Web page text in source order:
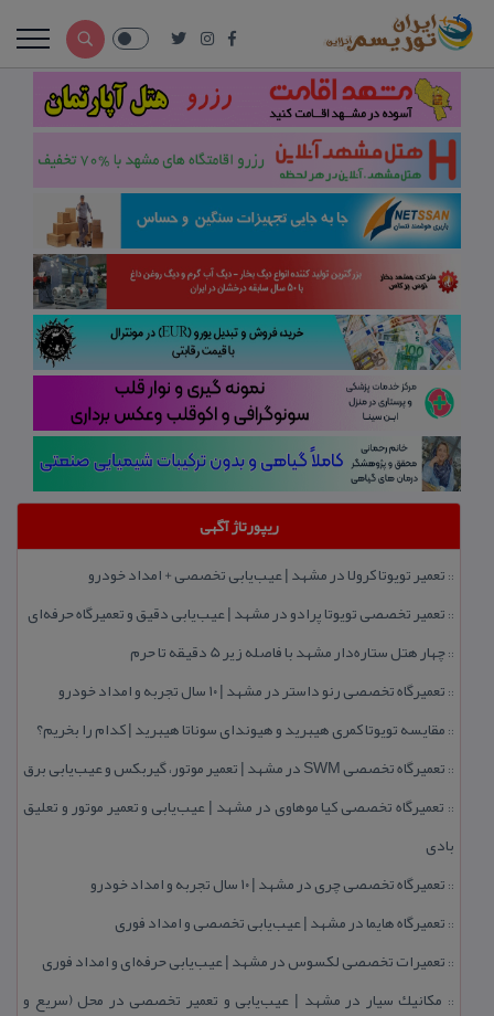
ریپورتاژ آگهی
:: تعمیر تویوتا كرولا در مشهد | عیب‌یابی تخصصی + امداد خودرو
:: تعمیر تخصصی تویوتا پرادو در مشهد | عیب‌یابی دقیق و تعمیرگاه حرفه‌ای
::چهار هتل‌ ستاره‌دار مشهد با فاصله زیر 5 دقیقه تا حرم
:: تعمیرگاه تخصصی رنو داستر در مشهد | ۱۰ سال تجربه و امداد خودرو
:: مقایسه تویوتا كمری هیبرید و هیوندای سوناتا هیبرید | كدام را بخریم؟
:: تعمیرگاه تخصصی SWM در مشهد | تعمیر موتور، گیربكس و عیب‌یابی برق
:: تعمیرگاه تخصصی كیا موهاوی در مشهد | عیب‌یابی و تعمیر موتور و تعلیق
بادی
:: تعمیرگاه تخصصی چری در مشهد | ۱۰ سال تجربه و امداد خودرو
:: تعمیرگاه هایما در مشهد | عیب‌یابی تخصصی و امداد فوری
:: تعمیرات تخصصی لكسوس در مشهد | عیب‌یابی حرفه‌ای و امداد فوری
:: مكانیك سیار در مشهد | عیب‌یابی و تعمیر تخصصی در محل (سریع و